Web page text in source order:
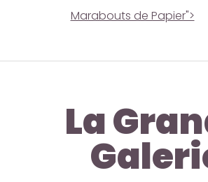
Marabouts de Papier">
La